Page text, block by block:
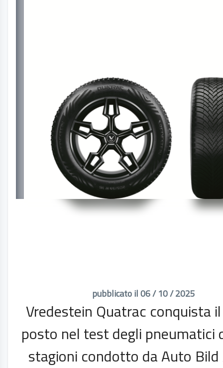
pubblicato il 06 / 10 / 2025
Vredestein Quatrac conquista
posto nel test degli pneumatici
stagioni condotto da Auto